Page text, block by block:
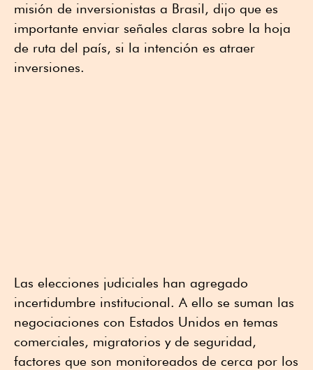
misión de inversionistas a Brasil, dijo que es
importante enviar señales claras sobre la hoja
de ruta del país, si la intención es atraer
inversiones.
Las elecciones judiciales han agregado
incertidumbre institucional. A ello se suman las
negociaciones con Estados Unidos en temas
comerciales, migratorios y de seguridad,
factores que son monitoreados de cerca por los